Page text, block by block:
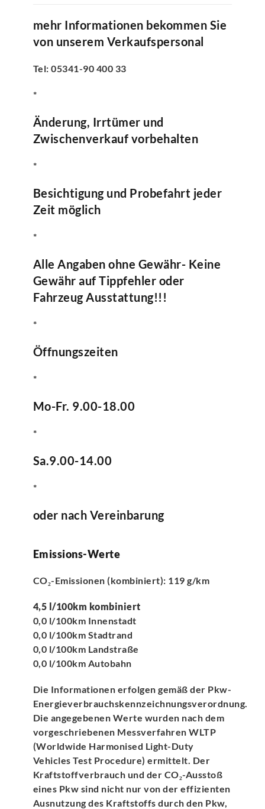
mehr Informationen bekommen Sie
von unserem Verkaufspersonal
Tel: 05341-90 400 33
*
Änderung, Irrtümer und
Zwischenverkauf vorbehalten
*
Besichtigung und Probefahrt jeder
Zeit möglich
*
Alle Angaben ohne Gewähr- Keine
Gewähr auf Tippfehler oder
Fahrzeug Ausstattung!!!
*
Öffnungszeiten
*
Mo-Fr. 9.00-18.00
*
Sa.9.00-14.00
*
oder nach Vereinbarung
Emissions-Werte
CO₂-Emissionen (kombiniert): 119 g/km
4,5 l/100km kombiniert
0,0 l/100km Innenstadt
0,0 l/100km Stadtrand
0,0 l/100km Landstraße
0,0 l/100km Autobahn
Die Informationen erfolgen gemäß der Pkw-
Energieverbrauchskennzeichnungsverordnung.
Die angegebenen Werte wurden nach dem
vorgeschriebenen Messverfahren WLTP
(Worldwide Harmonised Light-Duty
Vehicles Test Procedure) ermittelt. Der
Kraftstoffverbrauch und der CO₂-Ausstoß
eines Pkw sind nicht nur von der effizienten
Ausnutzung des Kraftstoffs durch den Pkw,